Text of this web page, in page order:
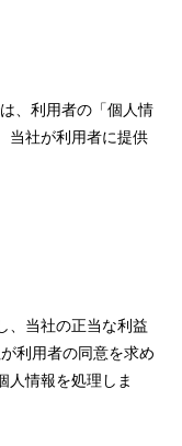
、利用者の「個人情
当社が利用者に提供
、当社の正当な利益
利用者の同意を求め
人情報を処理しま